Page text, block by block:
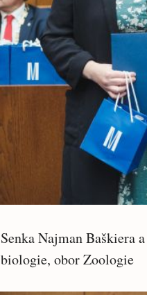
Senka Najman Baškiera
biologie, obor Zoologie